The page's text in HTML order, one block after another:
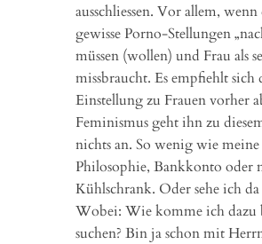
ausschliessen. Vor allem,
gewisse Porno-Stellungen
müssen (wollen) und Frau als
missbraucht. Es empfiehlt sich
Einstellung zu Frauen vorher
Feminismus geht ihn zu
nichts an. So wenig wie
Philosophie, Bankkonto oder
Kühlschrank. Oder sehe ich da
Wobei: Wie komme ich dazu
suchen? Bin ja schon mit